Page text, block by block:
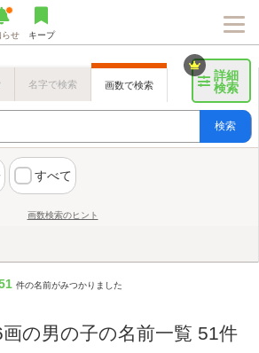
らせ キープ
詳細
検索
名字で検索 画数で検索
検索
すべて
画数検索のヒント
件の名前がみつかりました
の男の子の名前一覧 51件